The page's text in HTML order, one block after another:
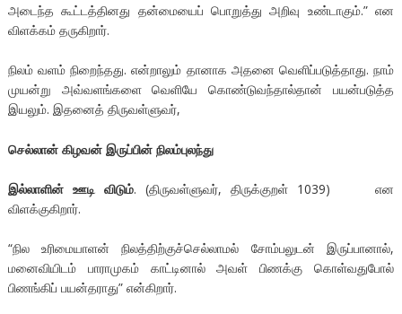
அடைந்த கூட்டத்தினது தன்மையைப் பொறுத்து அறிவு உண்டாகும்.” என
விளக்கம் தருகிறார்.
நிலம் வளம் நிறைந்தது. என்றாலும் தானாக அதனை வெளிப்படுத்தாது. நாம்
முயன்று அவ்வளங்களை வெளியே கொண்டுவந்தால்தான் பயன்படுத்த
இயலும். இதனைத் திருவள்ளுவர்,
செல்லான் கிழவன் இருப்பின் நிலம்புலந்து
இல்லாளின் ஊடி விடும். (திருவள்ளுவர், திருக்குறள் 1039) என
விளக்குகிறார்.
“நில உரிமையாளன் நிலத்திற்குச்செல்லாமல் சோம்பலுடன் இருப்பானால்,
மனைவியிடம் பாராமுகம் காட்டினால் அவள் பிணக்கு கொள்வதுபோல்
பிணங்கிப் பயன்தராது” என்கிறார்.